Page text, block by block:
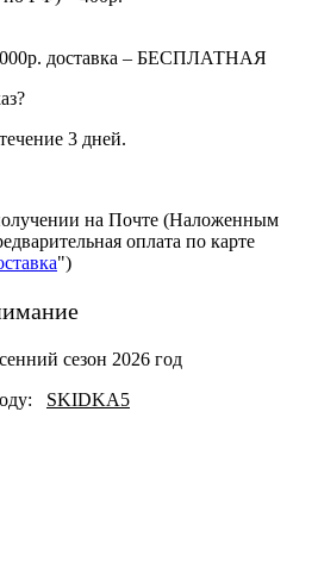
доставка – БЕСПЛАТНАЯ
3 дней.
на Почте (Наложенным
оплата по карте
")
сезон 2026 год
SKIDKA5